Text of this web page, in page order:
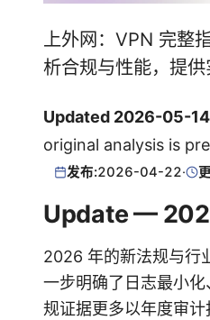
上外网：VPN 完整
析合规与性能，提
Updated 2026-05-
original analysis is
发布:2026-04-22·
Update —
2026 年的新法规与行
一步明确了日志最小
规证据更多以年度审